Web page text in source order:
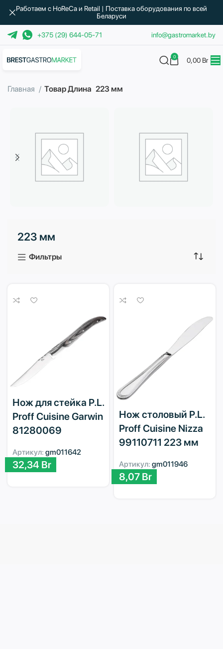
+375 (29) 644-05-71 info@gastromarket.by
0 0,00 Br
Главная Товар Длина 223 мм
3 продукта
223 мм
Фильтры
Нож для стейка P.L.
Proff Cuisine Garwin
81280069
Артикул: gm011642
32,34 Br
Нож столовый P.L.
Proff Cuisine Nizza
99110711 223 мм
Артикул: gm011946
8,07 Br
Работаем с HoReCa и Retail | Поставка оборудования по всей
Беларуси